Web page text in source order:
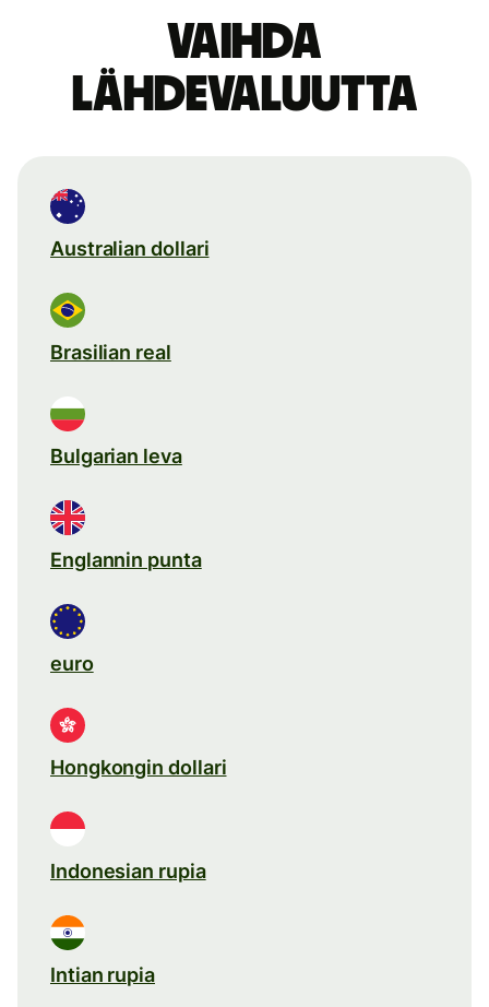
Vaihda
lähdevaluutta
Australian dollari
Brasilian real
Bulgarian leva
Englannin punta
euro
Hongkongin dollari
Indonesian rupia
Intian rupia